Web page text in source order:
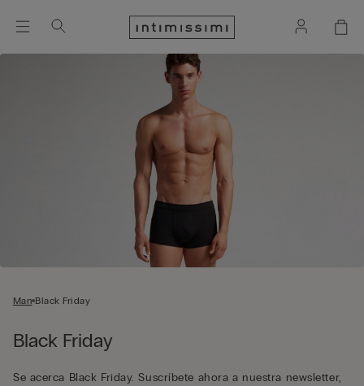
Man Black Friday
Black Friday
Se acerca Black Friday. Suscríbete ahora a nuestra newsletter,